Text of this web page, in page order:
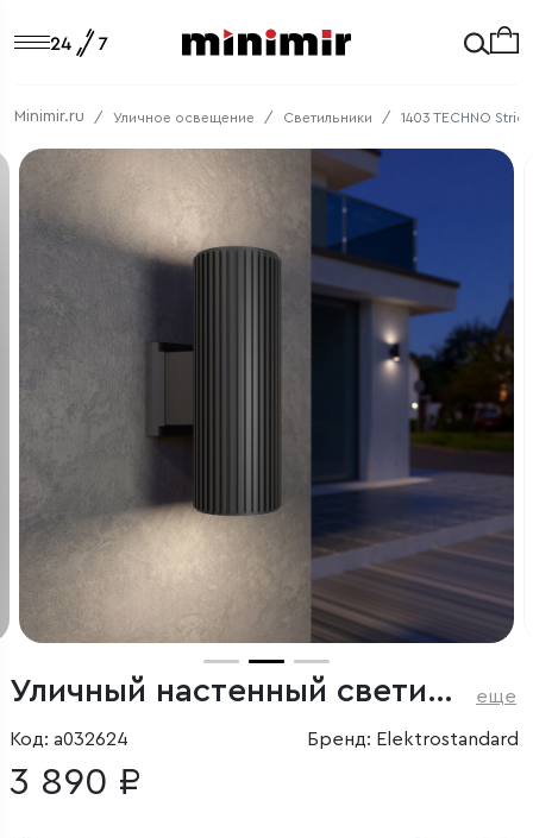
Minimir.ru Уличное освещение Светильники 1403 TECHNO
Уличный настенный светильник Strict IP54 еще
Код: a032624 Бренд: Elektrostandard
3 890 ₽